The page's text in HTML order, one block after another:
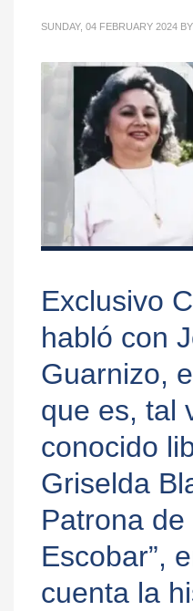
SUNDAY, 04 FEBRUARY 2024 BY
Exclusivo
habló con
Guarnizo,
que es, tal
conocido
Griselda
Patrona de
Escobar”,
cuenta la